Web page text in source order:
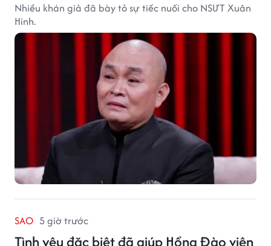
Nhiều khán giả đã bày tỏ sự tiếc nuối cho NSƯT Xuân
Hinh.
SAO 5 giờ trước
Tình yêu đặc biệt đã giúp Hồng Đào viên